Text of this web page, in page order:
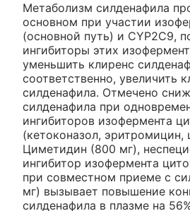
Метаболизм силденафила
основном при участии
(основной путь) и CYP2C9,
ингибиторы этих
уменьшить клиренс
соответственно, увеличить
силденафила. Отмечено
силденафила при
ингибиторов изофермента
(кетоконазол, эритромицин,
Циметидин (800 мг),
ингибитор изофермента
при совместном приеме с
мг) вызывает повышение
силденафила в плазме на